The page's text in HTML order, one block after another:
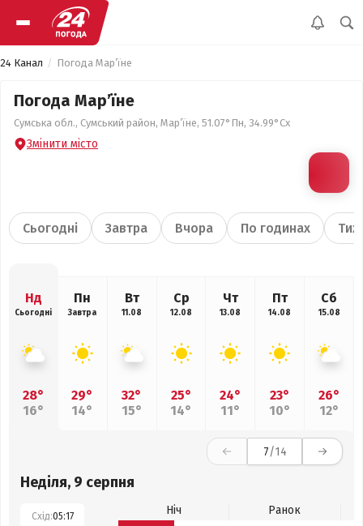
24 Канал Погода Мар’їне
Погода Мар’їне
Сумська обл., Сумський район, Мар’їне, 51.07°Пн, 34.99°Сх
Змінити місто
Сьогодні Завтра Вчора По годинах
Нд
Сьогодні
28°
16°
Пн
Завтра
29°
14°
Вт
11.08
32°
15°
Ср
12.08
25°
14°
Чт
13.08
24°
11°
Пт
14.08
23°
10°
Сб
15.08
26°
12°
7/14
Неділя, 9 серпня
Схід:05:17 Ніч
Ранок